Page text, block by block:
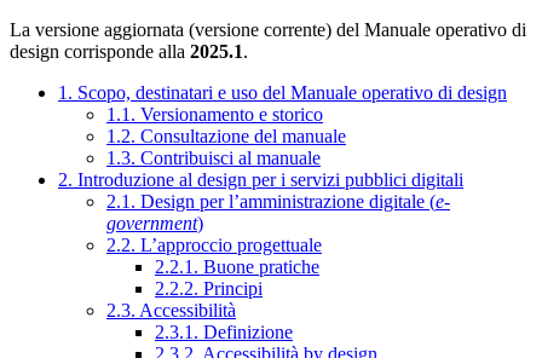
La versione aggiornata (versione corrente) del Manuale operativo di
design corrisponde alla 2025.1.
1. Scopo, destinatari e uso del Manuale operativo di design
1.1. Versionamento e storico
1.2. Consultazione del manuale
1.3. Contribuisci al manuale
2. Introduzione al design per i servizi pubblici digitali
2.1. Design per l’amministrazione digitale (e-
government)
2.2. L’approccio progettuale
2.2.1. Buone pratiche
2.2.2. Principi
2.3. Accessibilità
2.3.1. Definizione
2.3.2. Accessibilità by design